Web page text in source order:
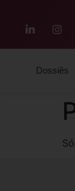
Dossiês